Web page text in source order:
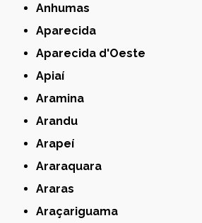
Anhumas
Aparecida
Aparecida d'Oeste
Apiaí
Aramina
Arandu
Arapeí
Araraquara
Araras
Araçariguama